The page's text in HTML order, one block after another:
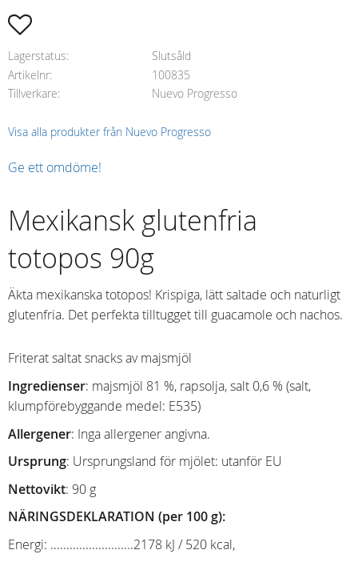
Lägg till i favoriter
Lagerstatus
Slutsåld
Artikelnr
100835
Tillverkare
Nuevo Progresso
Visa alla produkter från Nuevo Progresso
Ge ett omdöme!
Mexikansk glutenfria
totopos 90g
Äkta mexikanska totopos! Krispiga, lätt saltade och naturligt
glutenfria. Det perfekta tilltugget till guacamole och nachos.
Friterat saltat snacks av majsmjöl
Ingredienser: majsmjöl 81 %, rapsolja, salt 0,6 % (salt,
klumpförebyggande medel: E535)
Allergener: Inga allergener angivna.
Ursprung: Ursprungsland för mjölet: utanför EU
Nettovikt: 90 g
NÄRINGSDEKLARATION (per 100 g):
Energi: ..........................2178 kJ / 520 kcal,